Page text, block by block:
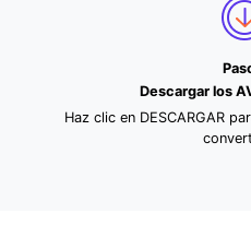
Descargar los
Haz clic en DESCARGAR